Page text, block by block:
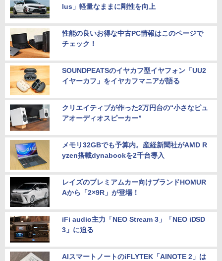
lus」軽量なままに剛性を向上
性能の良いお得な中古PC情報はこのページで
チェック！
SOUNDPEATSのイヤカフ型イヤフォン「UU2
イヤーカフ」をイヤカフマニアが語る
クリエイティブが作った2万円台の“小さなピュ
アオーディオスピーカー”
メモリ32GBでも予算内。産経新聞社がAMD R
yzen搭載dynabookを2千台導入
レイズのプレミアムカー向けブランドHOMUR
Aから「2×9R」が登場！
iFi audio主力「NEO Stream 3」「NEO iDSD
3」に迫る
AIスマートノートのiFLYTEK「AINOTE 2」は